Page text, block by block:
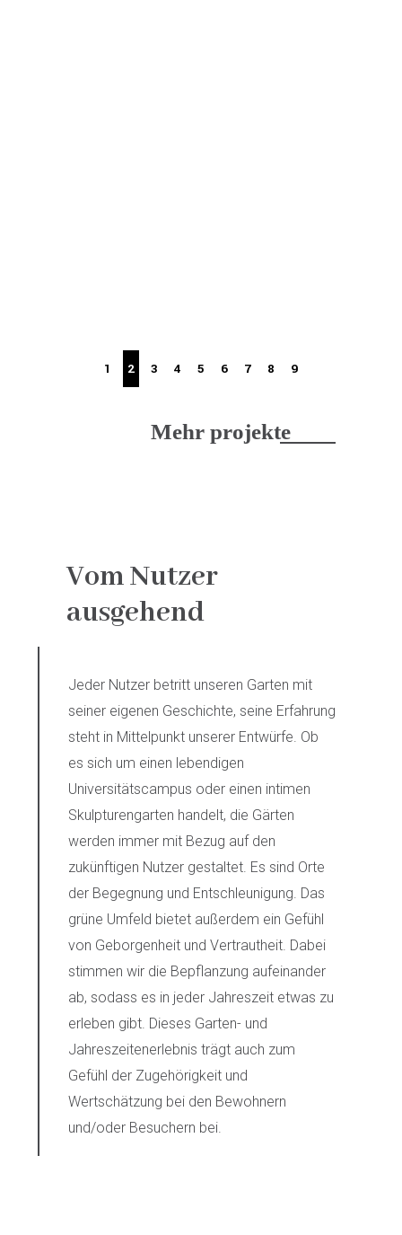
Mehr projekte
Vom Nutzer
ausgehend
Jeder Nutzer betritt unseren Garten mit
seiner eigenen Geschichte, seine Erfahrung
steht in Mittelpunkt unserer Entwürfe. Ob
es sich um einen lebendigen
Universitätscampus oder einen intimen
Skulpturengarten handelt, die Gärten
werden immer mit Bezug auf den
zukünftigen Nutzer gestaltet. Es sind Orte
der Begegnung und Entschleunigung. Das
grüne Umfeld bietet außerdem ein Gefühl
von Geborgenheit und Vertrautheit. Dabei
stimmen wir die Bepflanzung aufeinander
ab, sodass es in jeder Jahreszeit etwas zu
erleben gibt. Dieses Garten- und
Jahreszeitenerlebnis trägt auch zum
Gefühl der Zugehörigkeit und
Wertschätzung bei den Bewohnern
und/oder Besuchern bei.